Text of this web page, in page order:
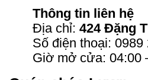
Thông tin liên hệ
Địa chỉ: 424 Đặng
Số điện thoại: 0989
Giờ mở cửa: 04:00